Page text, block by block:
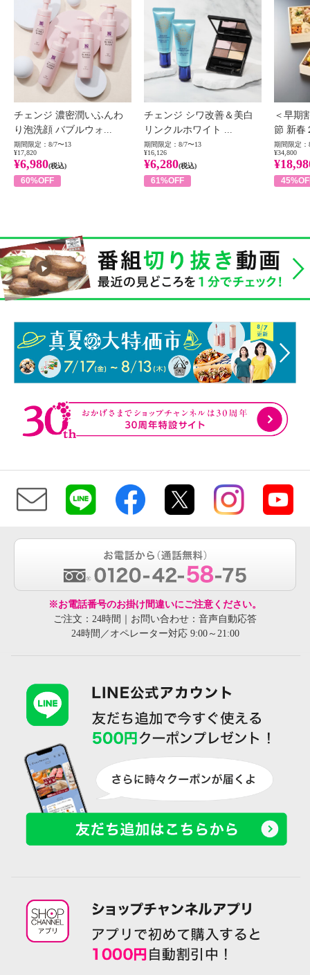
チェンジ 濃密潤いふんわ
り泡洗顔 バブルウォ...
期間限定：8/7〜13
¥17,820
¥6,980(税込)
60%OFF
チェンジ シワ改善＆美白
リンクルホワイト ...
期間限定：8/7〜13
¥16,126
¥6,280(税込)
61%OFF
＜早期
節 新春
期間限定：
¥34,800
※お電話番号のお掛け間違いにご注意ください。
ご注文：24時間｜お問い合わせ：音声自動応答
24時間／オペレーター対応 9:00～21:00